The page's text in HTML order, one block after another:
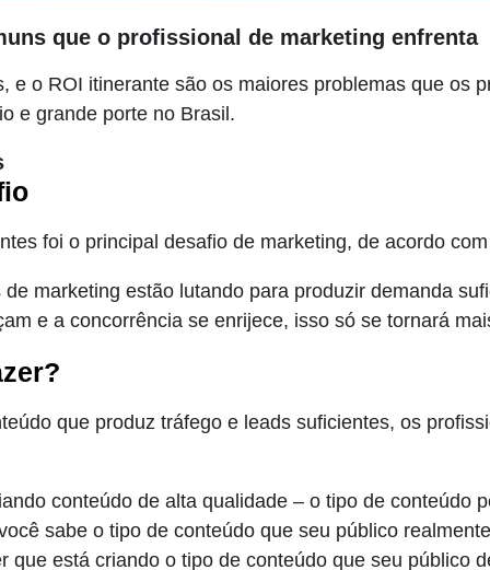
que o profissional de marketing enfrenta
e o ROI itinerante são os maiores problemas que os
e grande porte no Brasil.
foi o principal desafio de marketing, de acordo
marketing estão lutando para produzir demanda
e a concorrência se enrijece, isso só se tornará
que produz tráfego e leads suficientes, os
conteúdo de alta qualidade – o tipo de conteúdo
sabe o tipo de conteúdo que seu público
que está criando o tipo de conteúdo que seu público